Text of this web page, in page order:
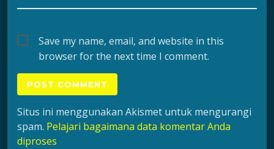
Save my name, email, and website in this
browser for the next time I comment.
Situs ini menggunakan Akismet untuk mengurangi
spam. Pelajari bagaimana data komentar Anda
diproses